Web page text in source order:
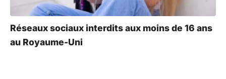
Réseaux sociaux interdits aux moins de 16 ans
au Royaume-Uni